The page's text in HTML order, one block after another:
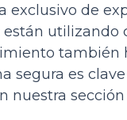
exclusivo de
también
segura es
nuestra sección